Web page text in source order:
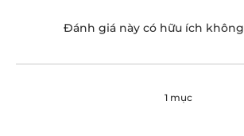
Đánh giá này có hữu ích
1 mục